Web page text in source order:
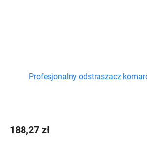
Profesjonalny odstraszacz
188,27 zł